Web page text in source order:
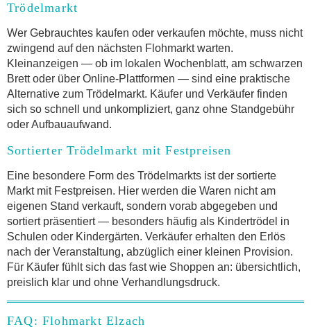
Trödelmarkt
Wer Gebrauchtes kaufen oder verkaufen möchte, muss nicht
zwingend auf den nächsten Flohmarkt warten.
Kleinanzeigen — ob im lokalen Wochenblatt, am schwarzen
Brett oder über Online-Plattformen — sind eine praktische
Alternative zum Trödelmarkt. Käufer und Verkäufer finden
sich so schnell und unkompliziert, ganz ohne Standgebühr
oder Aufbauaufwand.
Sortierter Trödelmarkt mit Festpreisen
Eine besondere Form des Trödelmarkts ist der sortierte
Markt mit Festpreisen. Hier werden die Waren nicht am
eigenen Stand verkauft, sondern vorab abgegeben und
sortiert präsentiert — besonders häufig als Kindertrödel in
Schulen oder Kindergärten. Verkäufer erhalten den Erlös
nach der Veranstaltung, abzüglich einer kleinen Provision.
Für Käufer fühlt sich das fast wie Shoppen an: übersichtlich,
preislich klar und ohne Verhandlungsdruck.
FAQ: Flohmarkt Elzach